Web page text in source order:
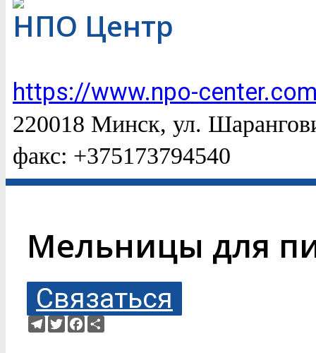
НПО Центр
https://www.npo-
220018 Минск, ул.
факс: +375173794540
Мельницы для
Связаться
Telegram
TwitterFacebook